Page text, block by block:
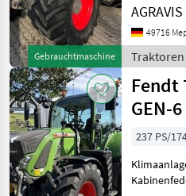
Traktoren
Standard
Traktoren
724
Vario
Gen 6
KATEGORIE
WÄHLEN
Fendt
Gebrauchtmaschine
VARIO
Fendt
Vario Profi
Serie, mit
49716
Fendt
GEN-
237 PS/